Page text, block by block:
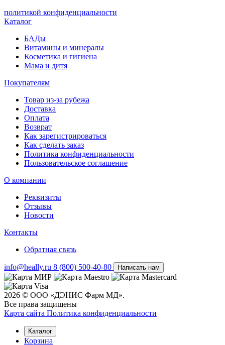
политикой конфиденциальности
Каталог
БАДы
Витамины и минералы
Косметика и гигиена
Мама и дитя
Покупателям
Товар из-за рубежа
Доставка
Оплата
Возврат
Как зарегистрироваться
Как сделать заказ
Политика конфиденциальности
Пользовательское соглашение
О компании
Реквизиты
Отзывы
Новости
Контакты
Обратная связь
info@heally.ru 8 (800) 500-40-80 Написать нам
2026 © ООО «ДЭНИС Фарм МД».
Все права защищены
Карта сайта Политика конфиден­циальности
Каталог
Корзина